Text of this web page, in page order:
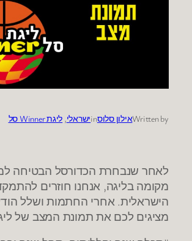
Written byאילון סלוסinישראלי, ליגת Winner סל
לאחר שנבחרת הכדורסל הבטיחה
מקומה בליגה, אנחנו חוזרים
הישראלית. אחרי החתמות ושלל
מציגים לכם את תמונת המצב של